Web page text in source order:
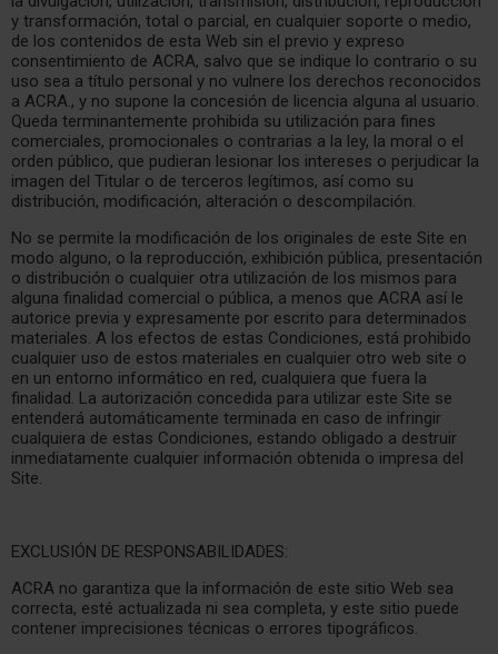
y transformación, total o parcial, en cualquier soporte o medio,
de los contenidos de esta Web sin el previo y expreso
consentimiento de ACRA, salvo que se indique lo contrario o su
uso sea a título personal y no vulnere los derechos reconocidos
a ACRA., y no supone la concesión de licencia alguna al usuario.
Queda terminantemente prohibida su utilización para fines
comerciales, promocionales o contrarias a la ley, la moral o el
orden público, que pudieran lesionar los intereses o perjudicar la
imagen del Titular o de terceros legítimos, así como su
distribución, modificación, alteración o descompilación.
No se permite la modificación de los originales de este Site en
modo alguno, o la reproducción, exhibición pública, presentación
o distribución o cualquier otra utilización de los mismos para
alguna finalidad comercial o pública, a menos que ACRA así le
autorice previa y expresamente por escrito para determinados
materiales. A los efectos de estas Condiciones, está prohibido
cualquier uso de estos materiales en cualquier otro web site o
en un entorno informático en red, cualquiera que fuera la
finalidad. La autorización concedida para utilizar este Site se
entenderá automáticamente terminada en caso de infringir
cualquiera de estas Condiciones, estando obligado a destruir
inmediatamente cualquier información obtenida o impresa del
Site.
EXCLUSIÓN DE RESPONSABILIDADES:
ACRA no garantiza que la información de este sitio Web sea
correcta, esté actualizada ni sea completa, y este sitio puede
contener imprecisiones técnicas o errores tipográficos.